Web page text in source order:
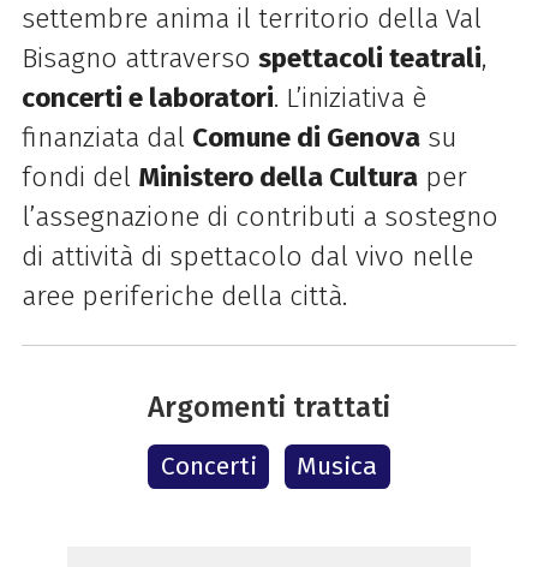
settembre anima il territorio della Val
Bisagno attraverso spettacoli teatrali,
concerti e laboratori. L’iniziativa è
finanziata dal Comune di Genovasu
fondi del Ministero della Culturaper
l’assegnazione di contributi a sostegno
di attività di spettacolo dal vivo nelle
aree periferiche della città.
Argomenti trattati
Concerti Musica